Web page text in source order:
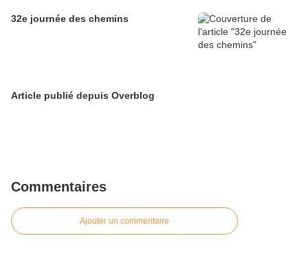
32e journée des chemins
Article publié depuis Overblog
Commentaires
Ajouter un commentaire